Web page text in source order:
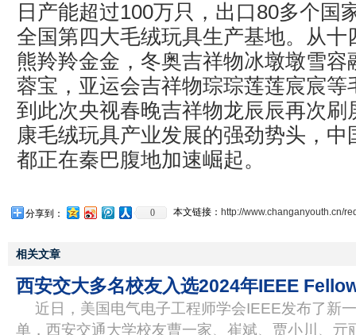
日产能超过100万只，出口80多个国
全国第四大毛绒玩具生产基地。从十
熊羚羚金金，冬奥吉祥物冰墩墩雪容
蓉宝，亚运会吉祥物琮琮莲莲宸宸等
到此次央视春晚吉祥物龙辰辰再次刷
康毛绒玩具产业发展的强劲势头，中
都正在秦巴腹地加速崛起。
分享到： 0 本文链接： http://www.changanyouth.cn/
相关文章
西安交大多名校友入选2024年IEEE
近日，美国电气电子工程师学会IEEE发布了新
单，西安交通大学校友曹一家、崔斌、贾小川、